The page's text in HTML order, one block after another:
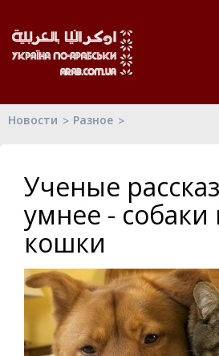
Новости Разное
Ученые
умнее - собаки
кошки